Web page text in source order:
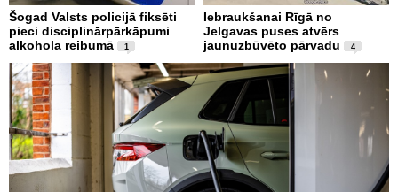
Šogad Valsts policijā fiksēti
pieci disciplinārpārkāpumi
alkohola reibumā
1
Iebraukšanai Rīgā no
Jelgavas puses atvērs
jaunuzbūvēto pārvadu
4